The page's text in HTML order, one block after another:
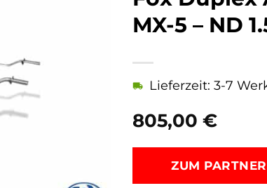
MX-5 – ND
805,00 €
Lieferzeit: 3-7
ZUM